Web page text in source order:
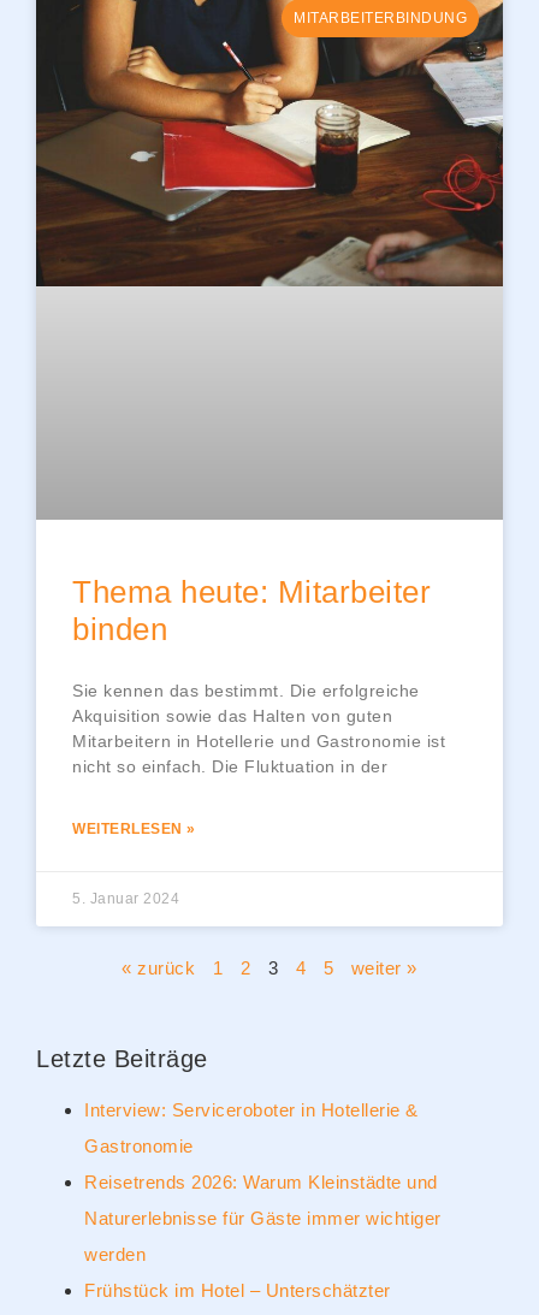
MITARBEITERBINDUNG
Thema heute: Mitarbeiter
binden
Sie kennen das bestimmt. Die erfolgreiche
Akquisition sowie das Halten von guten
Mitarbeitern in Hotellerie und Gastronomie ist
nicht so einfach. Die Fluktuation in der
WEITERLESEN »
5. Januar 2024
« zurück 1 2 3 4 5 weiter »
Letzte Beiträge
Interview: Serviceroboter in Hotellerie &
Gastronomie
Reisetrends 2026: Warum Kleinstädte und
Naturerlebnisse für Gäste immer wichtiger
werden
Frühstück im Hotel – Unterschätzter